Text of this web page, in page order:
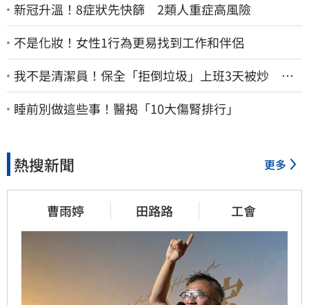
新冠升溫！8症狀先快篩 2類人重症高風險
不是化妝！女性1行為更易找到工作和伴侶
我不是清潔員！保全「拒倒垃圾」上班3天被炒 找
法院討公道結果出爐
睡前別做這些事！醫揭「10大傷腎排行」
熱搜新聞 更多
曹雨婷 田路路 工會